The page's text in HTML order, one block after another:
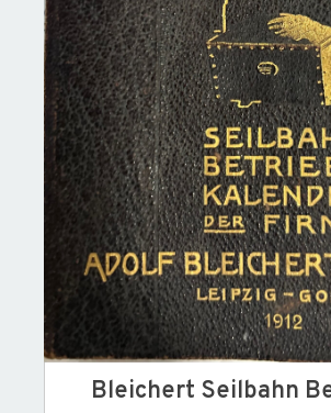
Bleichert Seilbahn